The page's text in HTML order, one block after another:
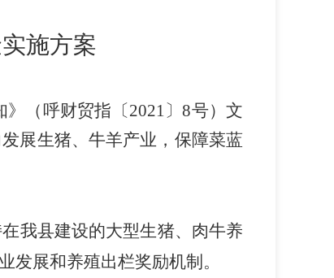
施方案
（呼财贸指〔2021〕8号）文
展生猪、牛羊产业，保障菜蓝
我县建设的大型生猪、肉牛养
发展和养殖出栏奖励机制。